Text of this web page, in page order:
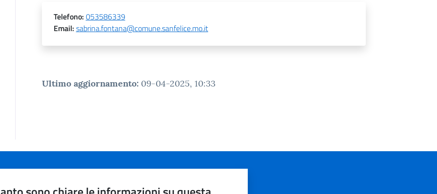
Telefono: 053586339
Email: sabrina.fontana@comune.sanfelice.mo.it
Ultimo aggiornamento: 09-04-2025, 10:33